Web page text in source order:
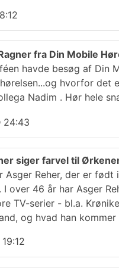
8:12
fra Din Mobile
havde besøg af Din
hvorfor det
Nadim . Hør hele
24:43
siger farvel til
Asger Reher, der er
I over 46 år har Asger
TV-serier - bl.a.
og hvad han
19:12